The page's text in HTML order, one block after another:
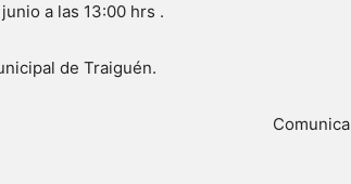
a las 13:00 hrs .
de Traiguén.
Comunica